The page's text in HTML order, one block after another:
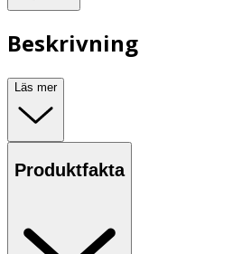
Beskrivning
Läs mer
Produktfakta